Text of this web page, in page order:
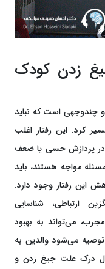
زدن کودک
چندوجهی است که نباید
کرد. این رفتار اغلب
در پردازش حسی یا ضعف
مواجه هستند، باید
این رفتار وجود دارد.
ارتباطی، شناسایی
می‌تواند به بهبود
می‌شود والدین به
درک علت جیغ زدن و